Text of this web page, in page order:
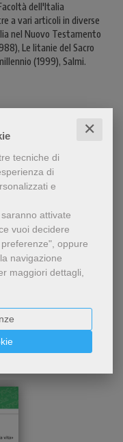
✕
tecniche di
di
e
attivate
vuoi decidere
oppure
navigazione
maggiori dettagli,
dell'Italia
a vari articoli in diverse
nel Nuovo Testamento
Le litanie del Sacro
(1999), Salmi.